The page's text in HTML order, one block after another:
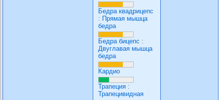
Бедра квадрицепс
: Прямая мышца
бедра
Бедра бицепс :
Двуглавая мышца
бедра
Кардио
Трапеция :
Трапецивидная